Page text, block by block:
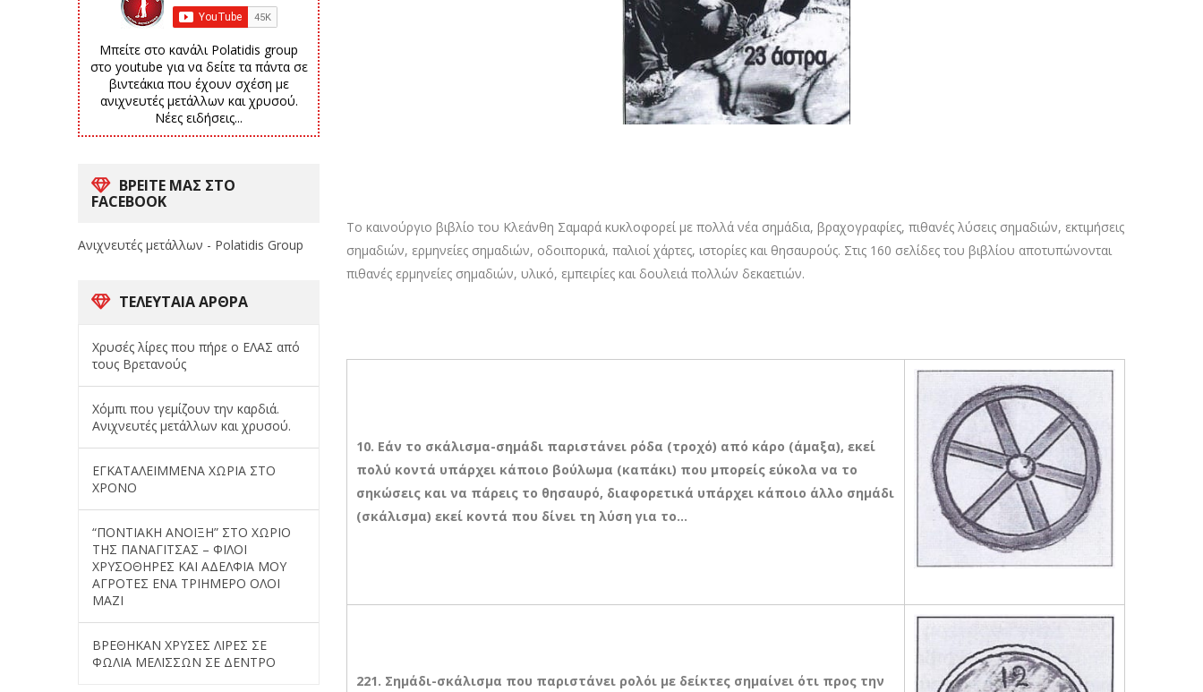
Μπείτε στο κανάλι Polatidis group
στο youtube για να δείτε τα πάντα σε
βιντεάκια που έχουν σχέση με
ανιχνευτές μετάλλων και χρυσού.
Νέες ειδήσεις...
ΒΡΕΙΤΕ ΜΑΣ ΣΤΟ
FACEBOOK
Ανιχνευτές μετάλλων - Polatidis Group
ΤΕΛΕΥΤΑΊΑ ΆΡΘΡΑ
Χρυσές λίρες που πήρε ο ΕΛΑΣ από
τους Βρετανούς
Χόμπι που γεμίζουν την καρδιά.
Ανιχνευτές μετάλλων και χρυσού.
ΕΓΚΑΤΑΛΕΙΜΜΕΝΑ ΧΩΡΙΑ ΣΤΟ
ΧΡΟΝΟ
“ΠΟΝΤΙΑΚΗ ΑΝΟΙΞΗ” ΣΤΟ ΧΩΡΙΟ
ΤΗΣ ΠΑΝΑΓΙΤΣΑΣ – ΦΙΛΟΙ
ΧΡΥΣΟΘΗΡΕΣ ΚΑΙ ΑΔΕΛΦΙΑ ΜΟΥ
ΑΓΡΟΤΕΣ ΕΝΑ ΤΡΙΗΜΕΡΟ ΟΛΟΙ
ΜΑΖΙ
ΒΡΕΘΗΚΑΝ ΧΡΥΣΕΣ ΛΙΡΕΣ ΣΕ
ΦΩΛΙΑ ΜΕΛΙΣΣΩΝ ΣΕ ΔΕΝΤΡΟ
Το καινούργιο βιβλίο του Κλεάνθη Σαμαρά κυκλοφορεί με πολλά νέα σημάδια, βραχογραφίες, πιθανές λύσεις σημαδιών, εκτιμήσεις
σημαδιών, ερμηνείες σημαδιών, οδοιπορικά, παλιοί χάρτες, ιστορίες και θησαυρούς. Στις 160 σελίδες του βιβλίου αποτυπώνονται
πιθανές ερμηνείες σημαδιών, υλικό, εμπειρίες και δουλειά πολλών δεκαετιών.
10. Εάν το σκάλισμα-σημάδι παριστάνει ρόδα (τροχό) από κάρο (άμαξα), εκεί
πολύ κοντά υπάρχει κάποιο βούλωμα (καπάκι) που μπορείς εύκολα να το
σηκώσεις και να πάρεις το θησαυρό, διαφορετικά υπάρχει κάποιο άλλο σημάδι
(σκάλισμα) εκεί κοντά που δίνει τη λύση για το…
221. Σημάδι-σκάλισμα που παριστάνει ρολόι με δείκτες σημαίνει ότι προς την